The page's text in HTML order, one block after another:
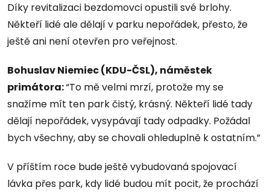
Díky revitalizaci bezdomovci opustili své brlohy.
Někteří lidé ale dělají v parku nepořádek, přesto, že
ještě ani není otevřen pro veřejnost.
Bohuslav Niemiec (KDU-ČSL), náměstek
primátora:“To mě velmi mrzí, protože my se
snažíme mít ten park čistý, krásný. Někteří lidé tady
dělají nepořádek, vysypávají tady odpadky. Požádal
bych všechny, aby se chovali ohleduplně k ostatním.”
V příštím roce bude ještě vybudovaná spojovací
lávka přes park, kdy lidé budou mít pocit, že prochází